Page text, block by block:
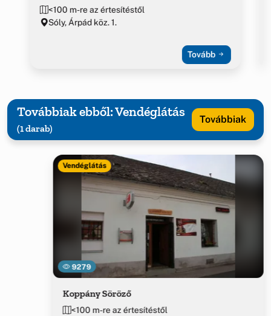
<100 m-re az értesítéstől
Sóly, Árpád köz. 1.
Tovább
Továbbiak ebből: Vendéglátás
(1 darab)
Továbbiak
9279
Vendéglátás
Koppány Söröző
<100 m-re az értesítéstől